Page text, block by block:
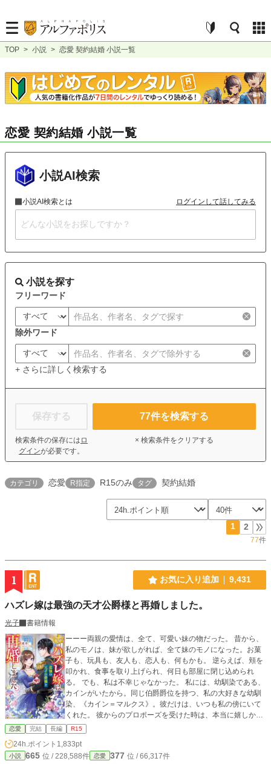
TOP > 小説 > 恋愛 契約結婚 小説一覧
恋愛 契約結婚 小説一覧
小説AI検索
小説AI検索とは ログインして話してみる
小説を探す
フリーワード
除外ワード
+ さらに詳しく検索する
保存する
検索条件の保存には ロ
グインが必要です。
77件を検索する
× 検索条件をクリアする
カテゴリ 恋愛 R指定 R15のみ タグ 契約結婚
1 2
77件
1 お気に入り追加 9,431
ハズレ嫁は最強の天才公爵様と再婚しました。
光子
書籍情報
ーーー両親の愛情は、全て、可愛い妹の物だった。 昔から、
私のモノは、妹が欲しがれば、全て妹のモノになった。お菓
子も、玩具も、友人も、恋人も、何もかも。 逆らえば、頬を
叩かれ、食事を取り上げられ、何日も部屋に閉じ込められ
る。 でも、私は不幸じゃなかった。 私には、幼馴染である、
カインがいたから。同じ伯爵爵位を持つ、私の大好きな幼馴
染、《カイン＝マルクス》。彼だけは、いつも私の傍にいて
くれた。 彼からのプロポーズを受けた時は、本当に嬉しかっ
た。私を、あの家から救い出してくれたと思った。 私は貴方
と結婚出来て、本当に幸せだったーーー 例え、私に子供が出
来ず、義母からハズレ嫁と罵られようとも、義父から、マル
クス伯爵家の事業全般を丸投げされようとも、私は、貴方さ
恋愛 完結 長編 R15
24h.ポイント 1,833pt
小説 665 位 / 228,588件 恋愛 377 位 / 66,317件